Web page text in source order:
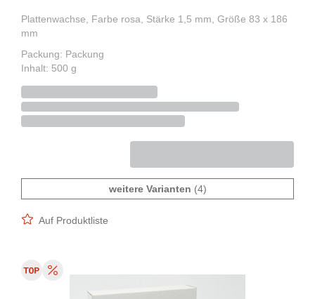
Plattenwachse, Farbe rosa, Stärke 1,5 mm, Größe 83 x 186
mm
Packung: Packung
Inhalt: 500 g
weitere Varianten (4)
Auf Produktliste